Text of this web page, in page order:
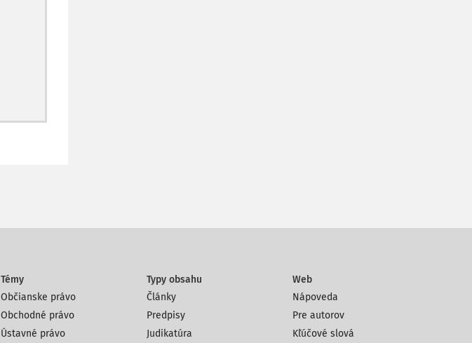
Témy
Občianske právo
Obchodné právo
Ústavné právo
Typy obsahu
Články
Predpisy
Judikatúra
Web
Nápoveda
Pre autorov
Kľúčové slová